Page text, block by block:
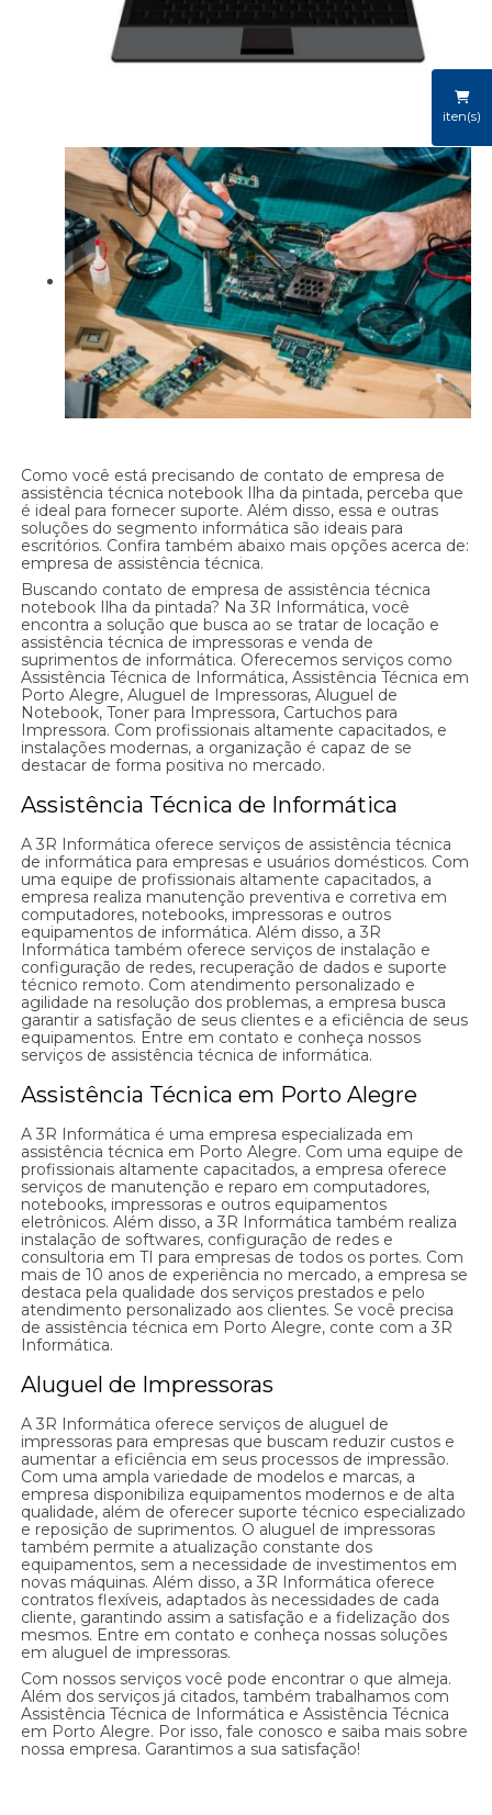
iten(s)
Como você está precisando de contato de empresa de
assistência técnica notebook Ilha da pintada, perceba que
é ideal para fornecer suporte. Além disso, essa e outras
soluções do segmento informática são ideais para
escritórios. Confira também abaixo mais opções acerca de:
empresa de assistência técnica.
Buscando contato de empresa de assistência técnica
notebook Ilha da pintada? Na 3R Informática, você
encontra a solução que busca ao se tratar de locação e
assistência técnica de impressoras e venda de
suprimentos de informática. Oferecemos serviços como
Assistência Técnica de Informática, Assistência Técnica em
Porto Alegre, Aluguel de Impressoras, Aluguel de
Notebook, Toner para Impressora, Cartuchos para
Impressora. Com profissionais altamente capacitados, e
instalações modernas, a organização é capaz de se
destacar de forma positiva no mercado.
Assistência Técnica de Informática
A 3R Informática oferece serviços de assistência técnica
de informática para empresas e usuários domésticos. Com
uma equipe de profissionais altamente capacitados, a
empresa realiza manutenção preventiva e corretiva em
computadores, notebooks, impressoras e outros
equipamentos de informática. Além disso, a 3R
Informática também oferece serviços de instalação e
configuração de redes, recuperação de dados e suporte
técnico remoto. Com atendimento personalizado e
agilidade na resolução dos problemas, a empresa busca
garantir a satisfação de seus clientes e a eficiência de seus
equipamentos. Entre em contato e conheça nossos
serviços de assistência técnica de informática.
Assistência Técnica em Porto Alegre
A 3R Informática é uma empresa especializada em
assistência técnica em Porto Alegre. Com uma equipe de
profissionais altamente capacitados, a empresa oferece
serviços de manutenção e reparo em computadores,
notebooks, impressoras e outros equipamentos
eletrônicos. Além disso, a 3R Informática também realiza
instalação de softwares, configuração de redes e
consultoria em TI para empresas de todos os portes. Com
mais de 10 anos de experiência no mercado, a empresa se
destaca pela qualidade dos serviços prestados e pelo
atendimento personalizado aos clientes. Se você precisa
de assistência técnica em Porto Alegre, conte com a 3R
Informática.
Aluguel de Impressoras
A 3R Informática oferece serviços de aluguel de
impressoras para empresas que buscam reduzir custos e
aumentar a eficiência em seus processos de impressão.
Com uma ampla variedade de modelos e marcas, a
empresa disponibiliza equipamentos modernos e de alta
qualidade, além de oferecer suporte técnico especializado
e reposição de suprimentos. O aluguel de impressoras
também permite a atualização constante dos
equipamentos, sem a necessidade de investimentos em
novas máquinas. Além disso, a 3R Informática oferece
contratos flexíveis, adaptados às necessidades de cada
cliente, garantindo assim a satisfação e a fidelização dos
mesmos. Entre em contato e conheça nossas soluções
em aluguel de impressoras.
Com nossos serviços você pode encontrar o que almeja.
Além dos serviços já citados, também trabalhamos com
Assistência Técnica de Informática e Assistência Técnica
em Porto Alegre. Por isso, fale conosco e saiba mais sobre
nossa empresa. Garantimos a sua satisfação!